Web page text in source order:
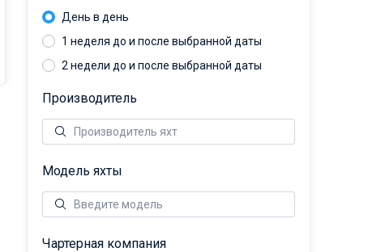
День в день
1 неделя до и после выбранной даты
2 недели до и после выбранной даты
Производитель
Модель яхты
Чартерная компания